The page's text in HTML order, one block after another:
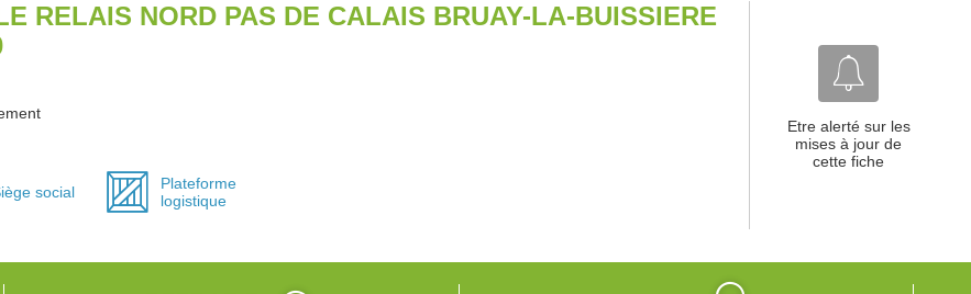
RELAIS NORD PAS DE CALAIS BRUAY-LA-BUISSIERE
social
Plateforme
logistique
Etre alerté sur les
mises à jour de
cette fiche